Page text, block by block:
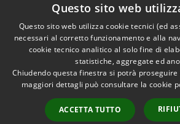
Dichiarazione di accessibilità
RSS
Accessibilità
Casola
by
Questo sito web
Questo sito web utilizza cookie tecnici (ed
necessari al corretto funzionamento e alla
cookie tecnico analitico al solo fine di
statistiche, aggregate ed
Chiudendo questa finestra si potrà
maggiori dettagli può consultare la cookie
ACCETTA TUTTO